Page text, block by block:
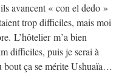
avancent « con el dedo »
trop difficiles, mais moi
L’hôtelier m’a bien
difficiles, puis je serai à
bout ça se mérite Ushuaïa…